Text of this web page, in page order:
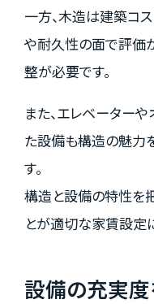
一方、木造は建築コ
や耐久性の面で評価
整が必要です。
また、エレベーターや
た設備も構造の魅力
す。
構造と設備の特性を
とが適切な家賃設定
設備の充実